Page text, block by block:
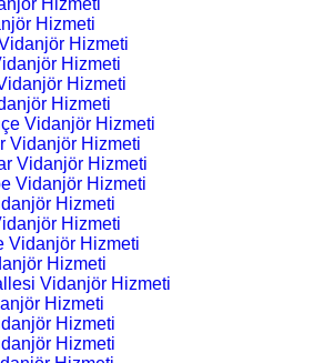
Hizmeti
Hizmeti
Hizmeti
Hizmeti
Hizmeti
Hizmeti
Vidanjör Hizmeti
Vidanjör Hizmeti
Vidanjör Hizmeti
Vidanjör Hizmeti
Hizmeti
Hizmeti
Vidanjör Hizmeti
Hizmeti
Vidanjör Hizmeti
Hizmeti
Hizmeti
Hizmeti